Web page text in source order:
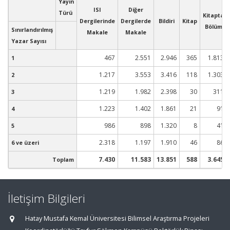
Türü
ISI
Dergilerinde
Makale
Diğer
Dergilerde
Makale
Bildiri Kitap
Kitapta
Bölüm
Sınırlandırılmış
Yazar Sayısı
1 467 2.551 2.946 365 1.813
2 1.217 3.553 3.416 118 1.303
3 1.219 1.982 2.398 30 311
4 1.223 1.402 1.861 21 91
5 986 898 1.320 8 41
6 ve üzeri 2.318 1.197 1.910 46 86
Toplam 7.430 11.583 13.851 588 3.645
İletişim Bilgileri
Hatay Mustafa Kemal Üniversitesi Bilimsel Araştırma Projeleri